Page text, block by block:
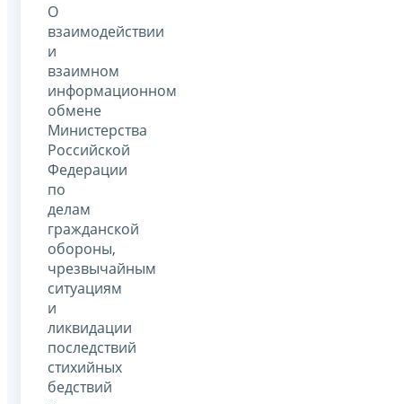
О
взаимодействии
и
взаимном
информационном
обмене
Министерства
Российской
Федерации
по
делам
гражданской
обороны,
чрезвычайным
ситуациям
и
ликвидации
последствий
стихийных
бедствий